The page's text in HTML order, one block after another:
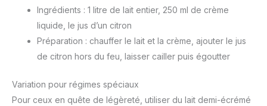
Ingrédients : 1 litre de lait entier, 250 ml de crème
liquide, le jus d’un citron
Préparation : chauffer le lait et la crème, ajouter le jus
de citron hors du feu, laisser cailler puis égoutter
Variation pour régimes spéciaux
Pour ceux en quête de légèreté, utiliser du lait demi-écrémé